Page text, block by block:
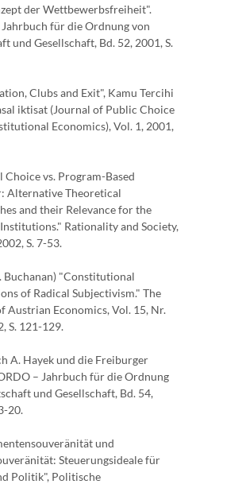
der Wettbewerbsfreiheit".
für die Ordnung von
und Gesellschaft, Bd. 52, 2001, S.
Clubs and Exit", Kamu Tercihi
iktisat (Journal of Public Choice
Economics), Vol. 1, 2001,
Choice vs. Program-Based
Alternative Theoretical
and their Relevance for the
Rationality and Society,
S. 7-53.
Buchanan) "Constitutional
of Radical Subjectivism." The
Austrian Economics, Vol. 15, Nr.
S. 121-129.
A. Hayek und die Freiburger
– Jahrbuch für die Ordnung
und Gesellschaft, Bd. 54,
20.
und
Steuerungsideale für
Politik", Politische